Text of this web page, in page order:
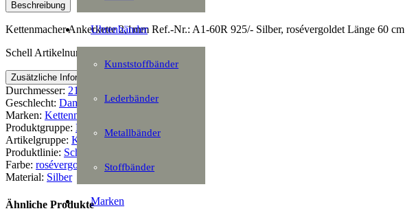
Uhrenbänder
Kunststoffbänder
Lederbänder
Metallbänder
Stoffbänder
Marken
Beschreibung
Kettenmacher Ankerkette 2,1mm Ref.-Nr.: A1-60R 925/- Silber, rosévergoldet Länge 60 cm
Schell Artikelnummer: 149795
Zusätzliche Information
Durchmesser: 21 mm
Geschlecht: Damen
Marken: Kettenmacher
Produktgruppe: Halsschmuck
Artikelgruppe: Kette
Produktlinie: Schmuck
Farbe: rosévergoldet
Material: Silber
Ähnliche Produkte